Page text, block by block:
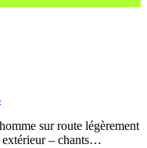
sur route légèrement
extérieur – chants…